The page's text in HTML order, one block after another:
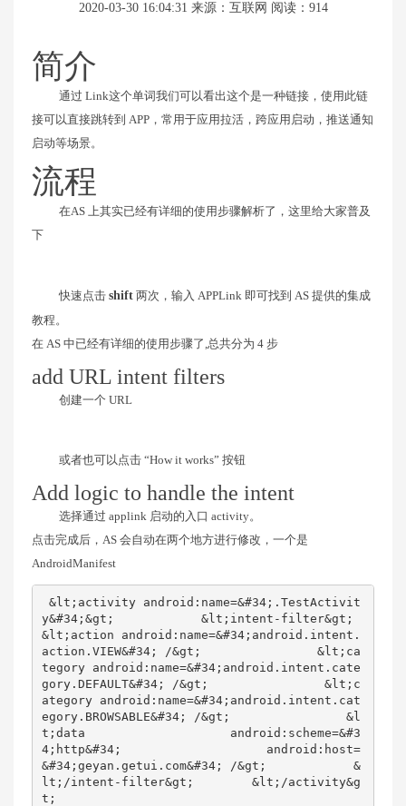
2020-03-30 16:04:31 来源：互联网 阅读：914
简介
通过 Link这个单词我们可以看出这个是一种链接，使用此链
接可以直接跳转到 APP，常用于应用拉活，跨应用启动，推送通知
启动等场景。
流程
在AS 上其实已经有详细的使用步骤解析了，这里给大家普及
下
快速点击 shift 两次，输入 APPLink 即可找到 AS 提供的集成
教程。
在 AS 中已经有详细的使用步骤了,总共分为 4 步
add URL intent filters
创建一个 URL
或者也可以点击 “How it works” 按钮
Add logic to handle the intent
选择通过 applink 启动的入口 activity。
点击完成后，AS 会自动在两个地方进行修改，一个是
AndroidManifest
y&#34;&gt;            &lt;intent-filter&gt;
&lt;action android:name=&#34;android.intent.
action.VIEW&#34; /&gt;                &lt;ca
tegory android:name=&#34;android.intent.cate
gory.DEFAULT&#34; /&gt;                &lt;c
ategory android:name=&#34;android.intent.cat
egory.BROWSABLE&#34; /&gt;                &l
t;data                    android:scheme=&#3
4;http&#34;                    android:host=
&#34;geyan.getui.com&#34; /&gt;            &
lt;/intent-filter&gt;        &lt;/activity&g
t;